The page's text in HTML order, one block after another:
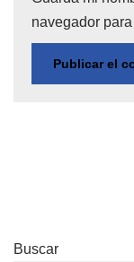
navegador
Buscar